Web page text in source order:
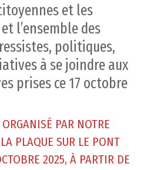
et les
l’ensemble des
politiques,
à se joindre aux
prises ce 17 octobre
PAR NOTRE
PLAQUE SUR LE PONT
2025, À PARTIR DE